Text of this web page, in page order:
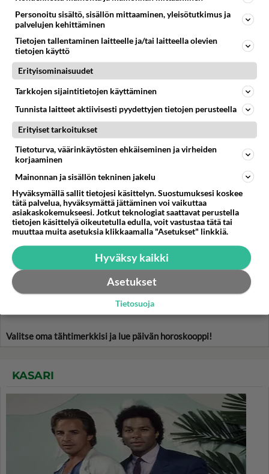
Joulutorttu on varma merkki
Joulutortut maistuvat
parhaimmilta uunituoreina. Ps.
Kokeile luumuhillon tilalla
omenaversiota!
helppo tehdä itse.
Valkosipuliperunat on monelle
meistä paras juhlaruoan
HOROSKOOPPI
7.8.2026
Valitse oma tähtimerkkisi ja lue päivän horoskooppi!
KASARI
Personoitu sisältö, sisällön mittaaminen, yleisötutkimus ja
palvelujen kehittäminen
Tietojen tallentaminen laitteelle ja/tai laitteella olevien
tietojen käyttö
Erityisominaisuudet
Tarkkojen sijaintitietojen käyttäminen
Tunnista laitteet aktiivisesti pyydettyjen tietojen perusteella
Erityiset tarkoitukset
Tietoturva, väärinkäytösten ehkäiseminen ja virheiden
korjaaminen
Mainonnan ja sisällön tekninen jakelu
Hyväksymällä sallit tietojesi käsittelyn. Suostumuksesi koskee
tätä palvelua, hyväksymättä jättäminen voi vaikuttaa
asiakaskokemukseesi. Jotkut teknologiat saattavat perustella
tietojen käsittelyä oikeutetulla edulla, voit vastustaa tätä tai
muuttaa muita asetuksia klikkaamalla "Asetukset" linkkiä.
Hyväksy kaikki
Asetukset
Tietosuoja